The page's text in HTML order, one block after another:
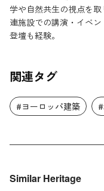
学や自然共生の視点を
連施設での講演・イベ
登壇も経験。
関連タグ
#ヨーロッパ建築
Similar Heritage